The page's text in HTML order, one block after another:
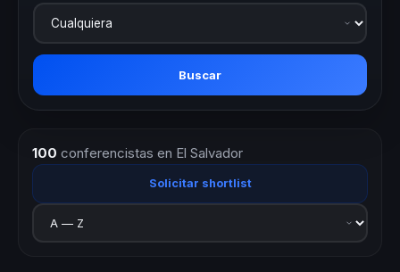
Buscar
100 conferencistas en El Salvador
Solicitar shortlist